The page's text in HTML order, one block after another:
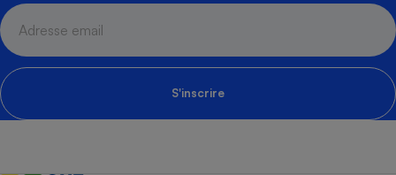
S'inscrire